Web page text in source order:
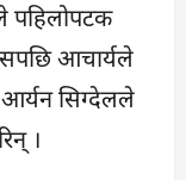
पहिलोपटक
आचार्यले
सिग्देलले
।